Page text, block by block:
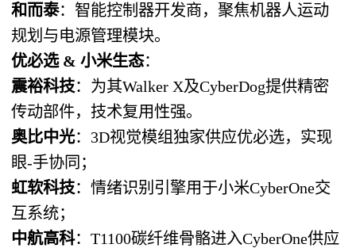
和而泰：智能控制器开发商，聚焦机器人运动
规划与电源管理模块。
优必选 & 小米生态：
震裕科技：为其Walker X及CyberDog提供精密
传动部件，技术复用性强。
奥比中光：3D视觉模组独家供应优必选，实现
眼-手协同；
虹软科技：情绪识别引擎用于小米CyberOne交
互系统；
中航高科：T1100碳纤维骨骼进入CyberOne供应